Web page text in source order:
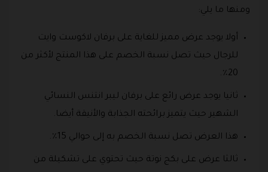
ومنها ما يلي:
أولا يوجد عرض مميز للغاية على برفان لاكوست وايت
للرجال حيث تصل نسبة الخصم على هذا المنتج لأكثر من
20٪.
ثانيا يوجد عرض رائع على برفان ليبر انتنس النسائي
الشهير حيث يتميز برائحته الجذابة والأنيقة أيضا.
هذا العرض تصل نسبة الخصم به إلى حوالي 15٪.
ثالثا عرض على بكج نوتة حيث تحتوي على تشكيلة من